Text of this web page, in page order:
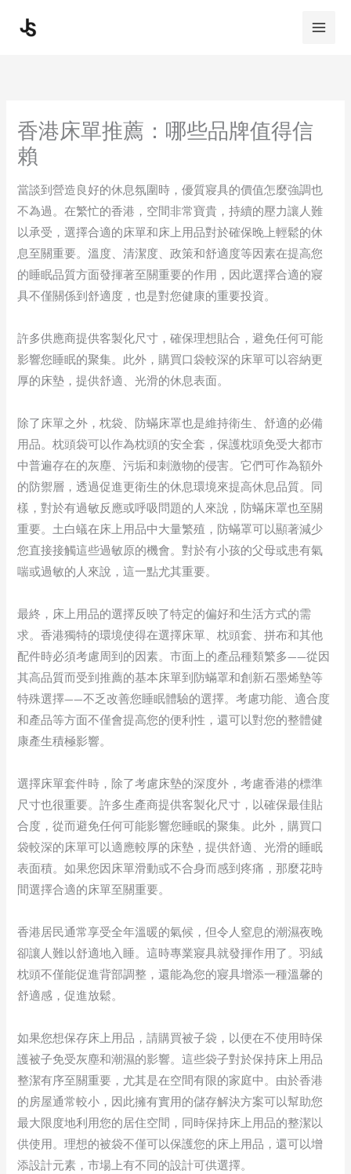
香港床單推薦：哪些品牌值得信
賴
當談到營造良好的休息氛圍時，優質寢具的價值怎麼強調也
不為過。在繁忙的香港，空間非常寶貴，持續的壓力讓人難
以承受，選擇合適的床單和床上用品對於確保晚上輕鬆的休
息至關重要。溫度、清潔度、政策和舒適度等因素在提高您
的睡眠品質方面發揮著至關重要的作用，因此選擇合適的寢
具不僅關係到舒適度，也是對您健康的重要投資。
許多供應商提供客製化尺寸，確保理想貼合，避免任何可能
影響您睡眠的聚集。此外，購買口袋較深的床單可以容納更
厚的床墊，提供舒適、光滑的休息表面。
除了床單之外，枕袋、防蟎床罩也是維持衛生、舒適的必備
用品。枕頭袋可以作為枕頭的安全套，保護枕頭免受大都市
中普遍存在的灰塵、污垢和刺激物的侵害。它們可作為額外
的防禦層，透過促進更衛生的休息環境來提高休息品質。同
樣，對於有過敏反應或呼吸問題的人來說，防蟎床罩也至關
重要。土白蟻在床上用品中大量繁殖，防蟎罩可以顯著減少
您直接接觸這些過敏原的機會。對於有小孩的父母或患有氣
喘或過敏的人來說，這一點尤其重要。
最終，床上用品的選擇反映了特定的偏好和生活方式的需
求。香港獨特的環境使得在選擇床單、枕頭套、拼布和其他
配件時必須考慮周到的因素。市面上的產品種類繁多——從因
其高品質而受到推薦的基本床單到防蟎罩和創新石墨烯墊等
特殊選擇——不乏改善您睡眠體驗的選擇。考慮功能、適合度
和產品等方面不僅會提高您的便利性，還可以對您的整體健
康產生積極影響。
選擇床單套件時，除了考慮床墊的深度外，考慮香港的標準
尺寸也很重要。許多生產商提供客製化尺寸，以確保最佳貼
合度，從而避免任何可能影響您睡眠的聚集。此外，購買口
袋較深的床單可以適應較厚的床墊，提供舒適、光滑的睡眠
表面積。如果您因床單滑動或不合身而感到疼痛，那麼花時
間選擇合適的床單至關重要。
香港居民通常享受全年溫暖的氣候，但令人窒息的潮濕夜晚
卻讓人難以舒適地入睡。這時專業寢具就發揮作用了。羽絨
枕頭不僅能促進背部調整，還能為您的寢具增添一種溫馨的
舒適感，促進放鬆。
如果您想保存床上用品，請購買被子袋，以便在不使用時保
護被子免受灰塵和潮濕的影響。這些袋子對於保持床上用品
整潔有序至關重要，尤其是在空間有限的家庭中。由於香港
的房屋通常較小，因此擁有實用的儲存解決方案可以幫助您
最大限度地利用您的居住空間，同時保持床上用品的整潔以
供使用。理想的被袋不僅可以保護您的床上用品，還可以增
添設計元素，市場上有不同的設計可供選擇。